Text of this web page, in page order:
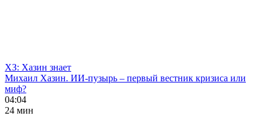
ХЗ: Хазин знает
Михаил Хазин. ИИ-пузырь – первый вестник кризиса или
миф?
04:04
24 мин